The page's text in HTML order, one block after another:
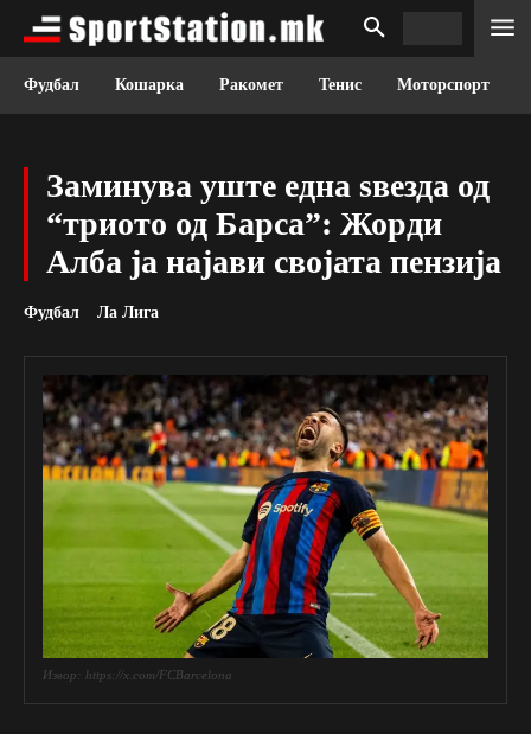
Фудбал Кошарка Ракомет Тенис Моторспорт
Заминува уште една ѕвезда од
“триото од Барса”: Жорди
Алба ја најави својата пензија
Фудбал Ла Лига
Извор: https://x.com/FCBarcelona